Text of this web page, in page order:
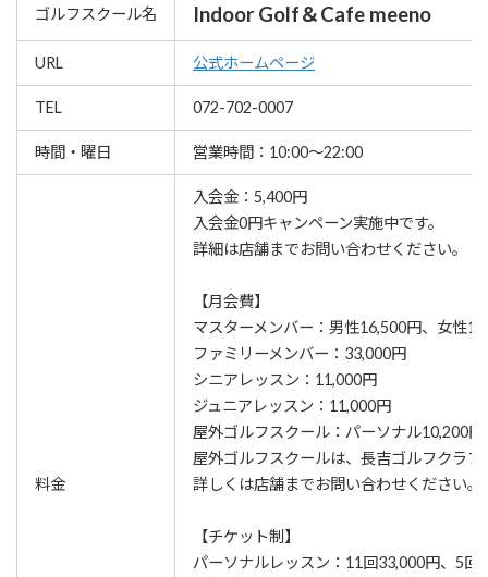
ゴルフスクール名 Indoor Golf＆Cafe meeno
URL 公式ホームページ
TEL 072-702-0007
時間・曜日 営業時間：10:00～22:00
料金
入会金：5,400円
⼊会⾦0円キャンペーン実施中です。
詳細は店舗までお問い合わせください。
【月会費】
マスターメンバー：男性16,500円、女性
ファミリーメンバー：33,000円
シニアレッスン：11,000円
ジュニアレッスン：11,000円
屋外ゴルフスクール：パーソナル10,200
屋外ゴルフスクールは、長吉ゴルフクラ
詳しくは店舗までお問い合わせください。
【チケット制】
パーソナルレッスン：11回33,000円、5回